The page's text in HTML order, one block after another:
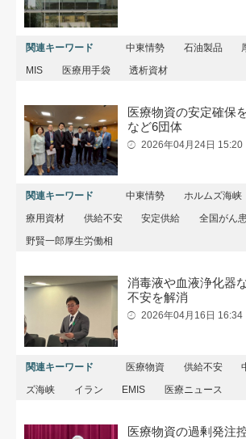
関連キーワード 中東情勢 石油製品
MIS
医療用手袋 透析資材
医療物資の安定確保
など6団体
2026年04月24日 15:20
関連キーワード 中東情勢 ホルムズ海峡
療用資材
供給不安 安定供給 全国がん
野賢一郎厚生労働相
消毒液や血液浄化器
不安を解消
2026年04月16日 16:34
関連キーワード 医療物資 供給不安
ズ海峡
イラン EMIS 医療ニュース
医療物資の過剰発注